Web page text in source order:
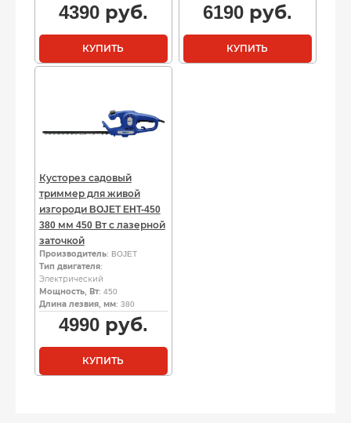
4390руб.
КУПИТЬ
6190руб.
КУПИТЬ
Кусторез садовый
триммер для живой
изгороди BOJET EHT-450
380 мм 450 Вт с лазерной
заточкой
Производитель: BOJET
Тип двигателя:
Электрический
Мощность, Вт: 450
Длина лезвия, мм: 380
4990руб.
КУПИТЬ